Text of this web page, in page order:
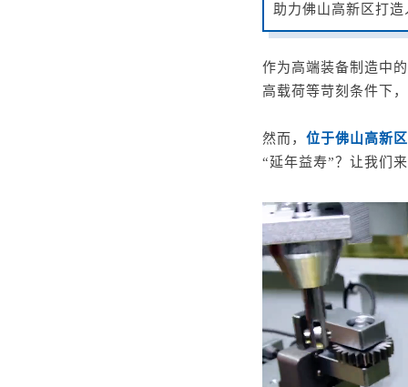
助力佛山高新区打
作为高端装备制造中
高载荷等苛刻条件下
然而， 位于佛山高新
“延年益寿”？让我们